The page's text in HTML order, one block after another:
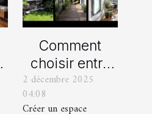
Comment
choisir entre
un jardin, une
terrasse et un
2 décembre 2025
04:08
Créer un espace